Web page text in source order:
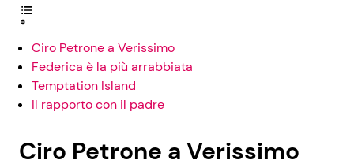
Ciro Petrone a Verissimo
Federica è la più arrabbiata
Temptation Island
Il rapporto con il padre
Ciro Petrone a Verissimo